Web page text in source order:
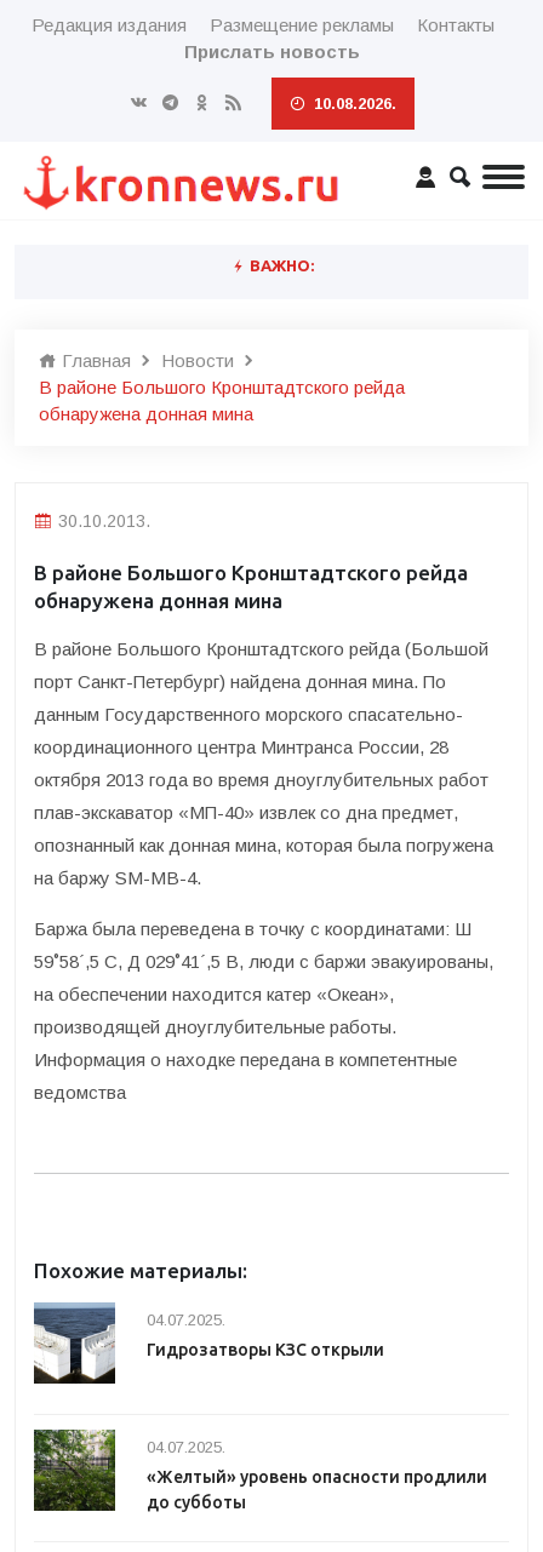
Редакция издания Размещение рекламы
Контакты
Прислать новость
10.08.2026.
ВАЖНО:
Главная
Новости
В районе Большого Кронштадтского рейда
обнаружена донная мина
30.10.2013.
В районе Большого Кронштадтского рейда
обнаружена донная мина
В районе Большого Кронштадтского рейда (Большой
порт Санкт-Петербург) найдена донная мина. По
данным Государственного морского спасательно-
координационного центра Минтранса России, 28
октября 2013 года во время дноуглубительных работ
плав-экскаватор «МП-40» извлек со дна предмет,
опознанный как донная мина, которая была погружена
на баржу SM-MB-4.
Баржа была переведена в точку с координатами: Ш
59˚58´,5 С, Д 029˚41´,5 В, люди с баржи эвакуированы,
на обеспечении находится катер «Океан»,
производящей дноуглубительные работы.
Информация о находке передана в компетентные
ведомства
Похожие материалы:
04.07.2025.
Гидрозатворы КЗС открыли
04.07.2025.
«Желтый» уровень опасности продлили
до субботы